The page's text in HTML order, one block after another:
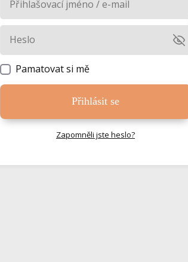
Pamatovat si mě
Přihlásit se
Zapomněli jste heslo?